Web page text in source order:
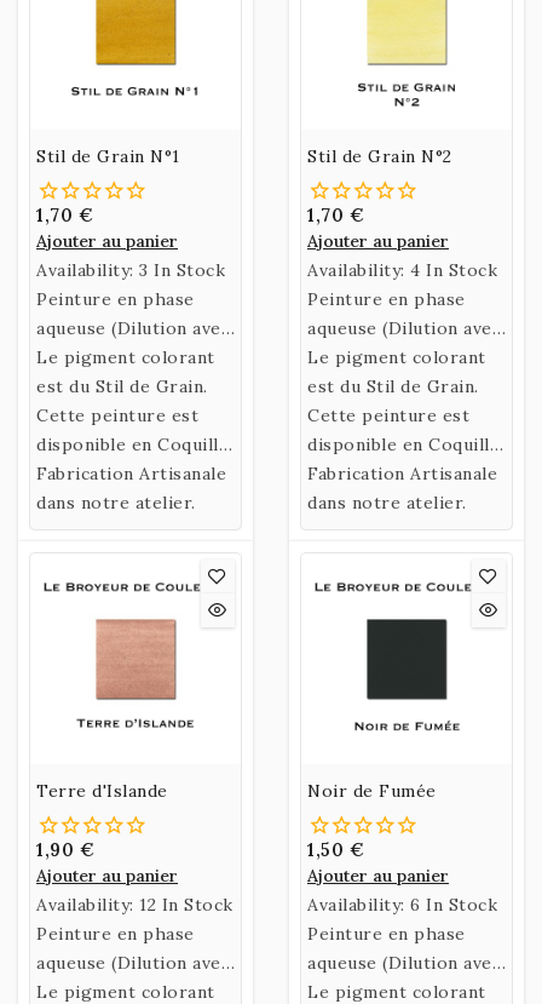
Stil de Grain N°1
1,70 €
Ajouter au panier
Availability: 3 In Stock
Peinture en phase
aqueuse (Dilution avec
de l’eau)
confectionnée selon
une recette historique
utilisant un liant
naturel fabriqué à
partir de Gomme
Arabique et d’Eau de
Miel.
Le pigment colorant
est du Stil de Grain.
Cette peinture est
disponible en Coquille
ou en Godet.
Fabrication Artisanale
dans notre atelier.
Stil de Grain N°2
1,70 €
Ajouter au panier
Availability: 4 In Stock
Peinture en phase
aqueuse (Dilution avec
de l’eau)
confectionnée selon
une recette historique
utilisant un liant
naturel fabriqué à
partir de Gomme
Arabique et d’Eau de
Miel.
Le pigment colorant
est du Stil de Grain.
Cette peinture est
disponible en Coquille
ou en Godet.
Fabrication Artisanale
dans notre atelier.
Terre d'Islande
1,90 €
Ajouter au panier
Availability: 12 In Stock
Peinture en phase
aqueuse (Dilution avec
de l’eau)
Le pigment colorant
Noir de Fumée
1,50 €
Ajouter au panier
Availability: 6 In Stock
Peinture en phase
aqueuse (Dilution avec
de l’eau)
Le pigment colorant